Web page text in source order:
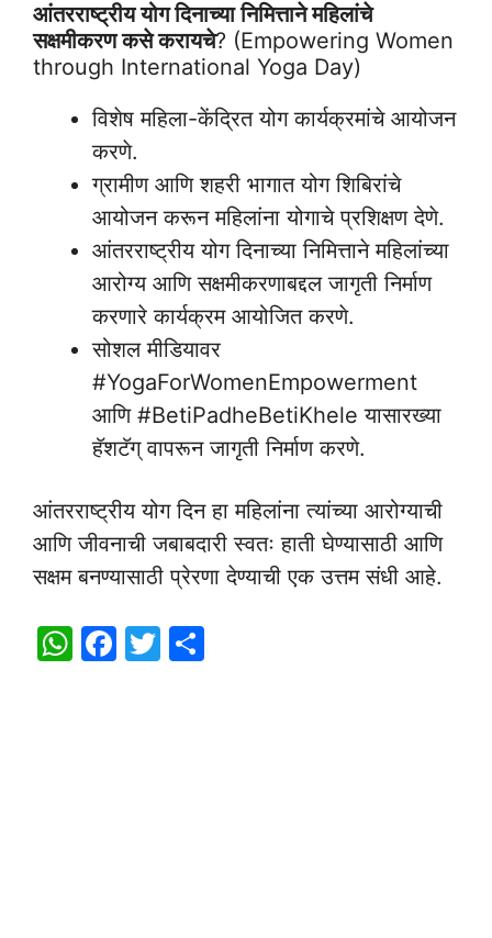
आंतरराष्ट्रीय योग दिनाच्या निमित्ताने महिलांचे
सक्षमीकरण कसे करायचे? (Empowering Women
through International Yoga Day)
विशेष महिला-केंद्रित योग कार्यक्रमांचे आयोजन
करणे.
ग्रामीण आणि शहरी भागात योग शिबिरांचे
आयोजन करून महिलांना योगाचे प्रशिक्षण देणे.
आंतरराष्ट्रीय योग दिनाच्या निमित्ताने महिलांच्या
आरोग्य आणि सक्षमीकरणाबद्दल जागृती निर्माण
करणारे कार्यक्रम आयोजित करणे.
सोशल मीडियावर
#YogaForWomenEmpowerment
आणि #BetiPadheBetiKhele यासारख्या
हॅशटॅग् वापरून जागृती निर्माण करणे.
आंतरराष्ट्रीय योग दिन हा महिलांना त्यांच्या आरोग्याची
आणि जीवनाची जबाबदारी स्वतः हाती घेण्यासाठी आणि
सक्षम बनण्यासाठी प्रेरणा देण्याची एक उत्तम संधी आहे.
W F
T